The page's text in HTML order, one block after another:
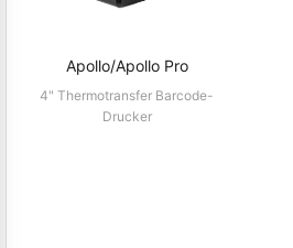
Apollo/Apollo Pro